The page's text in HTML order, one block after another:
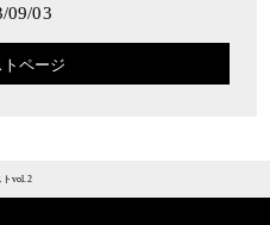
09/03
ページ
vol.2